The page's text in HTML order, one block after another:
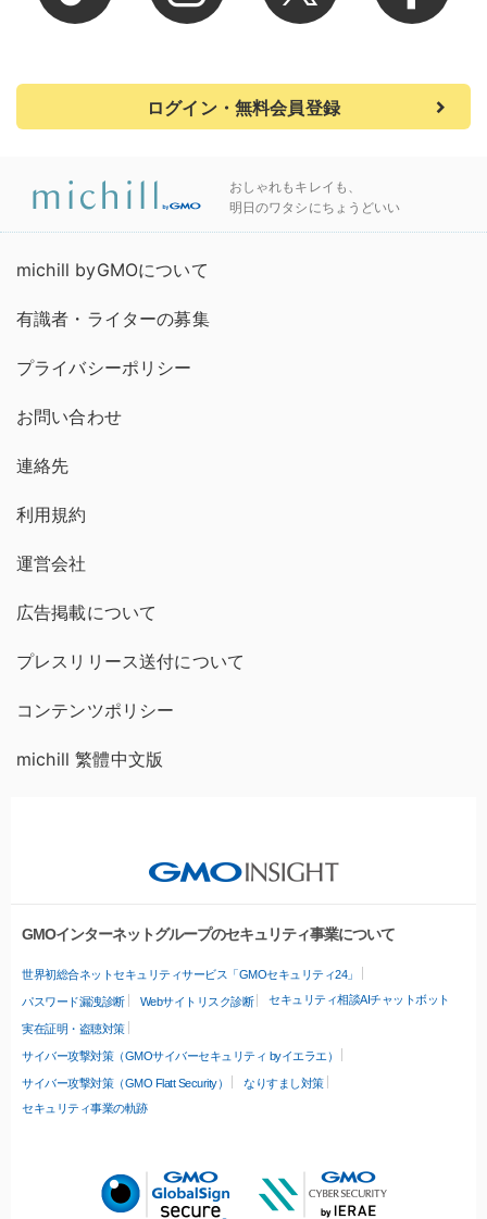
ログイン・無料会員登録
おしゃれもキレイも、
明日のワタシにちょうどいい
michill byGMOについて
有識者・ライターの募集
プライバシーポリシー
お問い合わせ
連絡先
利用規約
運営会社
広告掲載について
プレスリリース送付について
コンテンツポリシー
michill 繁體中文版
GMOインターネットグループのセキュリティ事業について
世界初総合ネットセキュリティサービス「GMOセキュリティ24」
パスワード漏洩診断 Webサイトリスク診断 セキュリティ相談AIチャットボット
実在証明・盗聴対策
サイバー攻撃対策（GMOサイバーセキュリティ byイエラエ）
サイバー攻撃対策（GMO Flatt Security）
なりすまし対策
セキュリティ事業の軌跡